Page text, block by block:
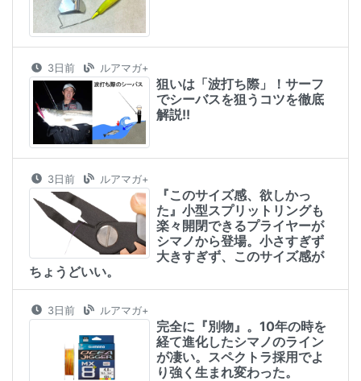
3日前 ルアマガ+
狙いは「波打ち際」！サーフ
でシーバスを狙うコツを徹底
解説!!
3日前 ルアマガ+
『このサイズ感、欲しかっ
た』小型スプリットリングも
楽々開閉できるプライヤーが
シマノから登場。小さすぎず
大きすぎず、このサイズ感が
ちょうどいい。
3日前 ルアマガ+
完全に『別物』。10年の時を
経て進化したシマノのライン
が凄い。スペクトラ採用でよ
り強く生まれ変わった。